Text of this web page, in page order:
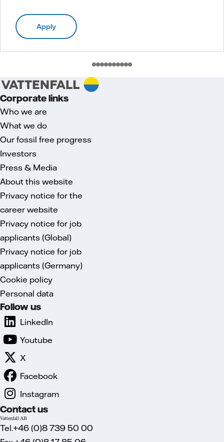
Apply
Corporate links
Who we are
What we do
Our fossil free progress
Investors
Press & Media
About this website
Privacy notice for the
career website
Privacy notice for job
applicants (Global)
Privacy notice for job
applicants (Germany)
Cookie policy
Personal data
Follow us
LinkedIn
Youtube
X
Facebook
Instagram
Contact us
Vattenfall AB
Tel.+46 (0)8 739 50 00